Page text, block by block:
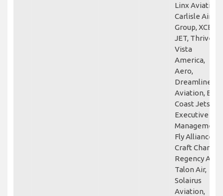
Linx Aviation,
Carlisle Air
Group, XCEL
JET, Thrive,
Vista
America,
Aero,
Dreamline
Aviation, East
Coast Jets,
Executive Jet
Management,
Fly Alliance,
Craft Charter,
Regency Air,
Talon Air,
Solairus
Aviation,